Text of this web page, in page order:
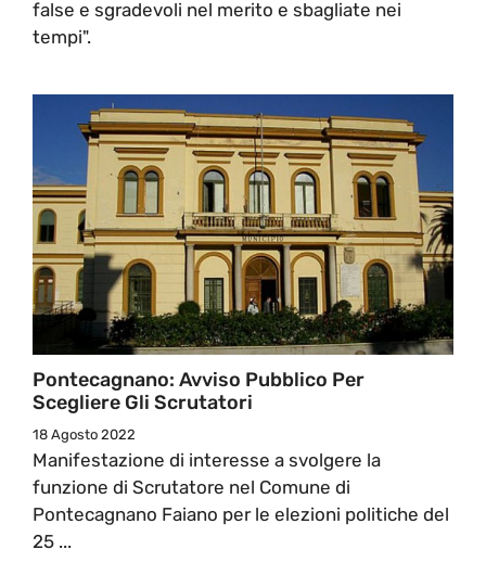
false e sgradevoli nel merito e sbagliate nei
tempi".
Pontecagnano: Avviso Pubblico Per
Scegliere Gli Scrutatori
18 Agosto 2022
Manifestazione di interesse a svolgere la
funzione di Scrutatore nel Comune di
Pontecagnano Faiano per le elezioni politiche del
25 ...